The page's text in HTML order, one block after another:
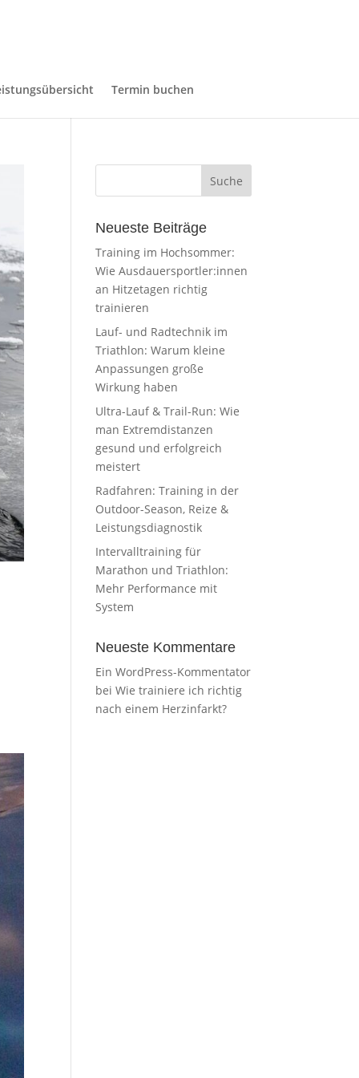
Termin buchen
Neueste Beiträge
Training im Hochsommer:
Wie Ausdauersportler:innen
an Hitzetagen richtig
trainieren
Lauf- und Radtechnik im
Triathlon: Warum kleine
Anpassungen große
Wirkung haben
Ultra-Lauf & Trail-Run: Wie
man Extremdistanzen
gesund und erfolgreich
meistert
Radfahren: Training in der
Outdoor-Season, Reize &
Leistungsdiagnostik
Intervalltraining für
Marathon und Triathlon:
Mehr Performance mit
System
Neueste Kommentare
Ein WordPress-Kommentator
beiWie trainiere ich richtig
nach einem Herzinfarkt?